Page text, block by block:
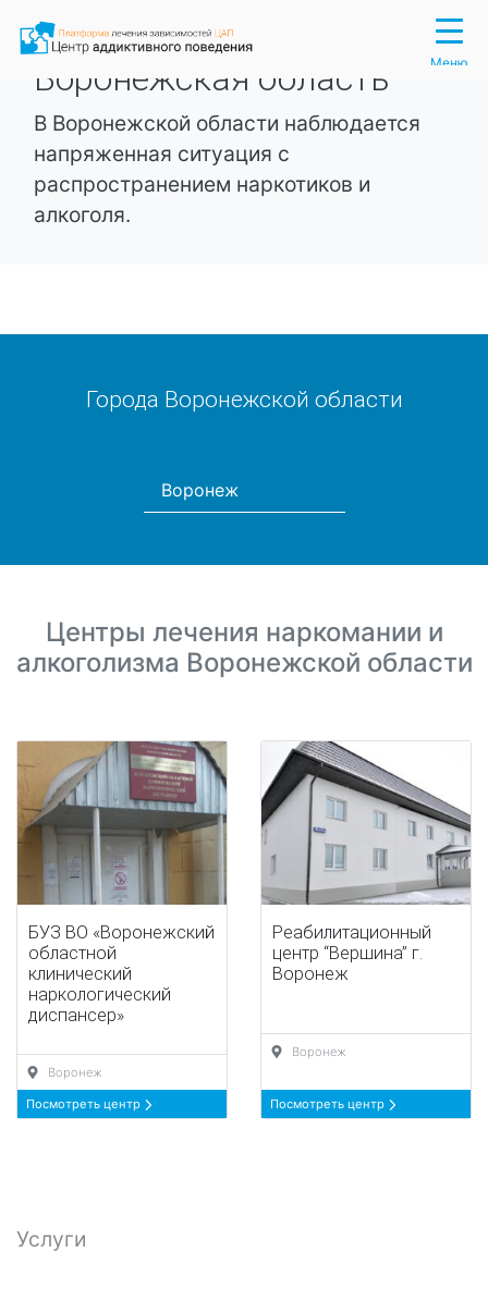
Воронежская область
В Воронежской области наблюдается
напряженная ситуация с
распространением наркотиков и
алкоголя.
Города Воронежской области
Воронеж
Центры лечения наркомании и
алкоголизма Воронежской области
БУЗ ВО «Воронежский
областной
клинический
наркологический
диспансер»
Воронеж
Посмотреть центр
Реабилитационный
центр “Вершина” г.
Воронеж
Воронеж
Посмотреть центр
Услуги
Меню